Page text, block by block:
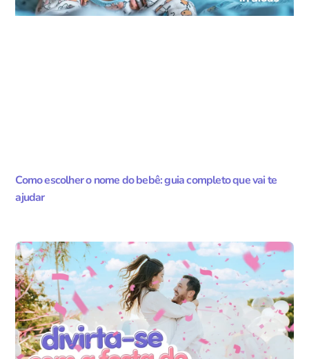
Como escolher o nome do bebê: guia completo que vai te
ajudar